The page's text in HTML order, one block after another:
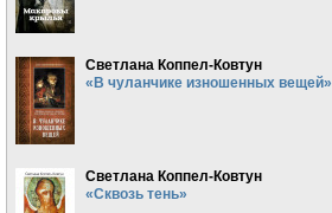
Светлана Коппел-Ковтун
«В чуланчике изношенных вещей»
Светлана Коппел-Ковтун
«Сквозь тень»